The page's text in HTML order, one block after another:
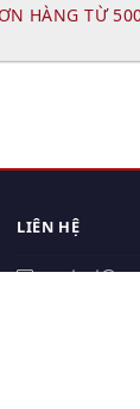
HÀNG TỪ
LIÊN HỆ